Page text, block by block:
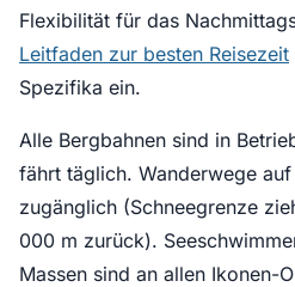
Flexibilität für das
Leitfaden zur besten Reisezeit
Spezifika ein.
Alle Bergbahnen sind in
fährt täglich. Wanderwege
zugänglich (Schneegrenze
000 m zurück).
Massen sind an allen Ikonen-